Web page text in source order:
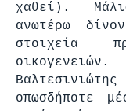
χαθεί).
ανωτέρω
στοιχεία
οπωσδήποτε